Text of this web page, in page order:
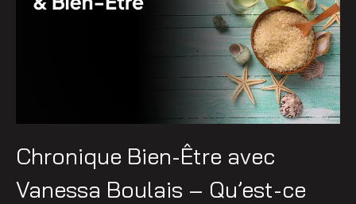
Chronique Bien-Être avec
Vanessa Boulais – Qu’est-ce